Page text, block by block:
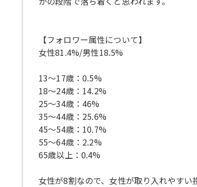
【フォロワー属性について】
女性81.4%/男性18.5%
13～17歳：0.5%
18～24歳：14.2%
25～34歳：46%
35～44歳：25.6%
45～54歳：10.7%
55～64歳：2.2%
65歳以上：0.4%
女性が8割なので、女性が取り入れやすい